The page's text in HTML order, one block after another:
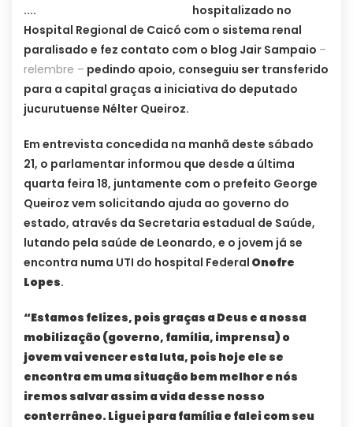
hospitalizado no
Hospital Regional de Caicó com o sistema renal
paralisado e fez contato com o blog Jair Sampaio –
relembre – pedindo apoio, conseguiu ser transferido
para a capital graças a iniciativa do deputado
jucurutuense Nélter Queiroz.
Em entrevista concedida na manhã deste sábado
21, o parlamentar informou que desde a última
quarta feira 18, juntamente com o prefeito George
Queiroz vem solicitando ajuda ao governo do
estado, através da Secretaria estadual de Saúde,
lutando pela saúde de Leonardo, e o jovem já se
encontra numa UTI do hospital Federal Onofre
Lopes.
“Estamos felizes, pois graças a Deus e a nossa
mobilização (governo, família, imprensa) o
jovem vai vencer esta luta, pois hoje ele se
encontra em uma situação bem melhor e nós
iremos salvar assim a vida desse nosso
conterrâneo. Liguei para família e falei com seu